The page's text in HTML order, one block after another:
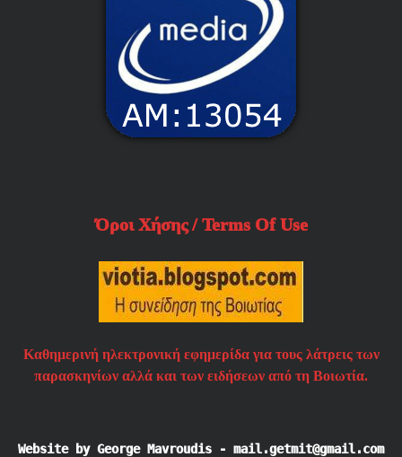
Όροι Χήσης / Terms Of Use
Καθημερινή ηλεκτρονική εφημερίδα για τους λάτρεις των
παρασκηνίων αλλά και των ειδήσεων από τη Βοιωτία.
Website by George Mavroudis - mail.getmit@gmail.com